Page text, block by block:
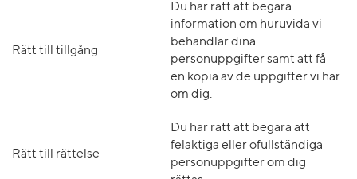
Rätt till tillgång
Du har rätt att begära
information om huruvida vi
behandlar dina
personuppgifter samt att få
en kopia av de uppgifter vi har
om dig.
Rätt till rättelse
Du har rätt att begära att
felaktiga eller ofullständiga
personuppgifter om dig